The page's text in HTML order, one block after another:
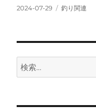
投
2024-07-29
カ
釣り関連
検
索: